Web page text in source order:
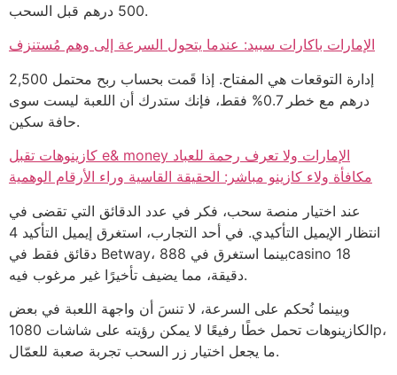
500 درهم قبل السحب.
الإمارات باكارات سبيد: عندما يتحول السرعة إلى وهم مُستنزف
إدارة التوقعات هي المفتاح. إذا قَمت بحساب ربح محتمل 2,500
درهم مع خطر 0.7% فقط، فإنك ستدرك أن اللعبة ليست سوى
حافة سكين.
كازينوهات تقبل e& money الإمارات ولا تعرف رحمة للعباد
مكافأة ولاء كازينو مباشر: الحقيقة القاسية وراء الأرقام الوهمية
عند اختيار منصة سحب، فكر في عدد الدقائق التي تقضى في
انتظار الإيميل التأكيدي. في أحد التجارب، استغرق إيميل التأكيد 4
دقائق فقط في Betway، بينما استغرق في 888casino 18
دقيقة، مما يضيف تأخيرًا غير مرغوب فيه.
وبينما نُحكم على السرعة، لا تنسَ أن واجهة اللعبة في بعض
الكازينوهات تحمل خطًا رفيعًا لا يمكن رؤيته على شاشات 1080p،
ما يجعل اختيار زر السحب تجربة صعبة للعمّال.